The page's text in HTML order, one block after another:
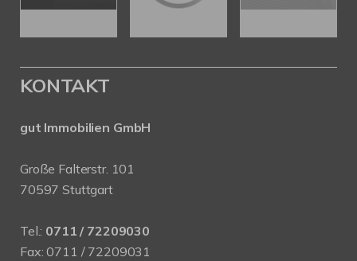
KONTAKT
gut Immobilien GmbH
Große Falterstr. 101
70597 Stuttgart
Tel.: 0711 / 72209030
Fax: 0711 / 72209031